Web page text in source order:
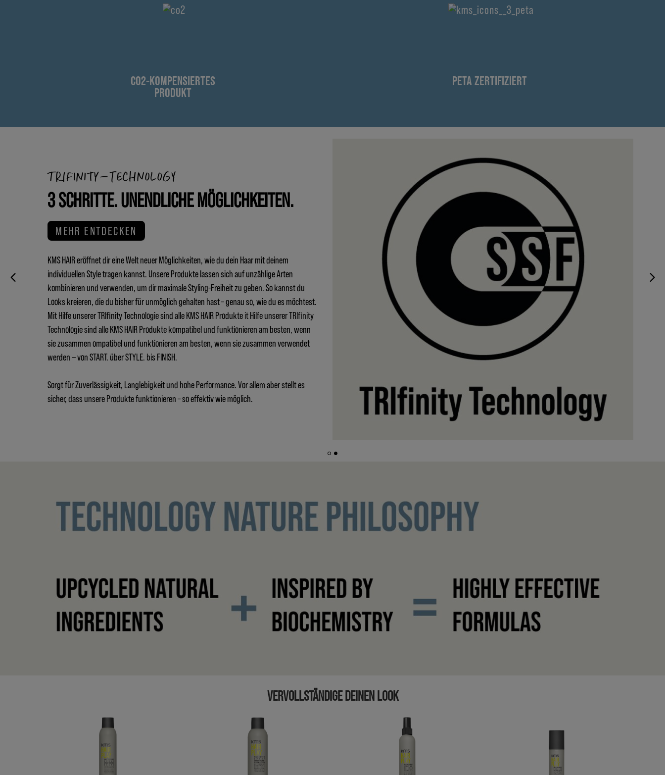
CO2-KOMPENSIERTES
PRODUKT
PETA ZERTIFIZIERT
TRIFINITY-TECHNOLOGY
3 SCHRITTE. UNENDLICHE MÖGLICHKEITEN.
MEHR ENTDECKEN
KMS HAIR eröffnet dir eine Welt neuer Möglichkeiten, wie du dein Haar mit deinem
individuellen Style tragen kannst. Unsere Produkte lassen sich auf unzählige Arten
kombinieren und verwenden, um dir maximale Styling-Freiheit zu geben. So kannst du
Looks kreieren, die du bisher für unmöglich gehalten hast – genau so, wie du es möchtest.
Mit Hilfe unserer TRIfinity Technologie sind alle KMS HAIR Produkte it Hilfe unserer TRIfinity
Technologie sind alle KMS HAIR Produkte kompatibel und funktionieren am besten, wenn
sie zusammen ompatibel und funktionieren am besten, wenn sie zusammen verwendet
werden ‒ von START. über STYLE. bis FINISH.
Sorgt für Zuverlässigkeit, Langlebigkeit und hohe Performance. Vor allem aber stellt es
sicher, dass unsere Produkte funktionieren – so effektiv wie möglich.
VERVOLLSTÄNDIGE DEINEN LOOK